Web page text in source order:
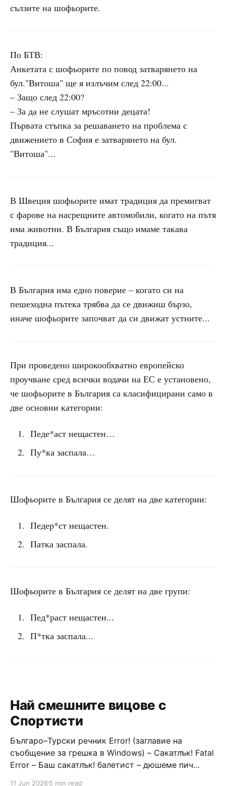
сълзите на шофьорите.
По БТВ:
Анкетата с шофьорите по повод затварянето на
бул."Витоша" ще я излъчим след 22:00...
– Защо след 22:00?
– За да не слушат мръсотии децата!
Първата стъпка за решаването на проблема с
движението в София е затварянето на бул.
"Витоша"...
В Швеция шофьорите имат традиция да премигват
с фарове на насрещните автомобили, когато на пътя
има животни. В България също имаме такава
традиция...
В България има едно поверие – когато си на
пешеходна пътека трябва да се движиш бързо,
иначе шофьорите започват да си движат устните...
При проведено широкообхватно европейско
проучване сред всички водачи на ЕС е установено,
че шофьорите в България са класифицирани само в
две основни категории:
Педе*аст нещастен…
Пу*ка заспала…
Шофьорите в България се делят на две категории:
Педер*ст нещастен.
Патка заспала.
Шофьорите в България се делят на две групи:
Пед*раст нещастен...
П*тка заспала...
Най смешните вицове с
Спортисти
Българо–Турски речник Error! (заглавие на
съобщение за грешка в Windows) – Сакатлък! Fatal
Error – Баш сакатлък! балетист – дюшеме пич
11 Jun 2026 5 min read